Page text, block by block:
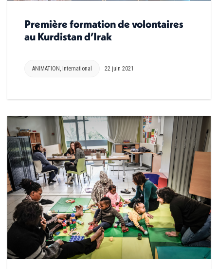
Première formation de volontaires
au Kurdistan d’Irak
ANIMATION , International 22 juin 2021